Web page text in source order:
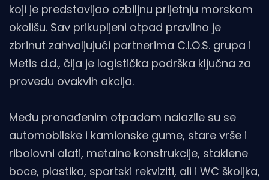
koji je predstavljao ozbiljnu prijetnju morskom
okolišu. Sav prikupljeni otpad pravilno je
zbrinut zahvaljujući partnerima C.I.O.S. grupa i
Metis d.d., čija je logistička podrška ključna za
provedu ovakvih akcija.
Među pronađenim otpadom nalazile su se
automobilske i kamionske gume, stare vrše i
ribolovni alati, metalne konstrukcije, staklene
boce, plastika, sportski rekviziti, ali i WC školjka,